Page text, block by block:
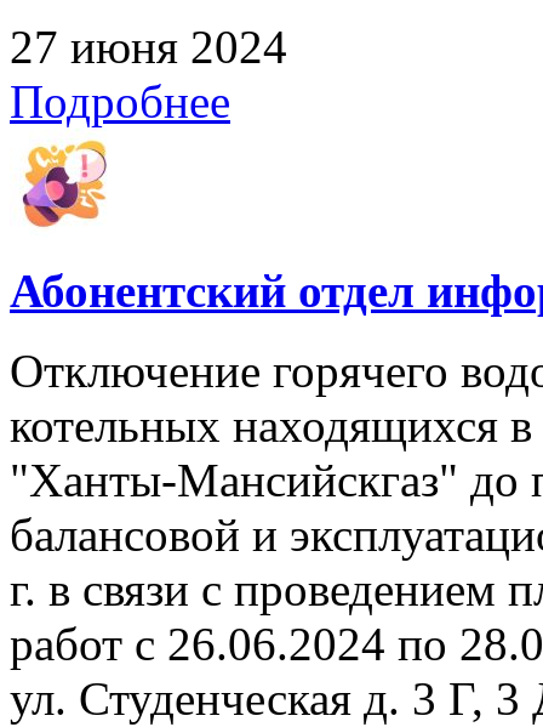
27 июня 2024
Подробнее
Абонентский отдел
Отключение горячего
котельных находящихся
"Ханты-Мансийскгаз" до
балансовой и
г. в связи с проведением
работ с 26.06.2024 по
ул. Студенческая д. 3 Г, 3